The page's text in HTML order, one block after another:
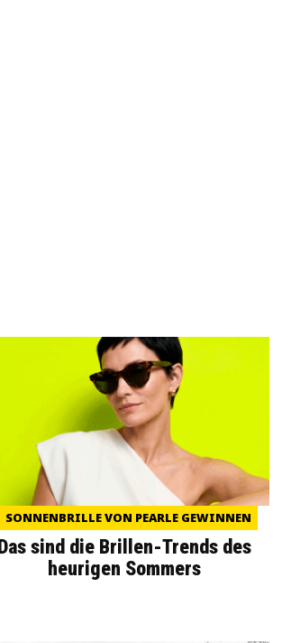
SONNENBRILLE VON PEARLE GEWINNEN
Das sind die Brillen-Trends des
heurigen Sommers